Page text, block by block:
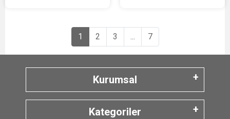
1 2 3 ... 7
Kurumsal
Kategoriler